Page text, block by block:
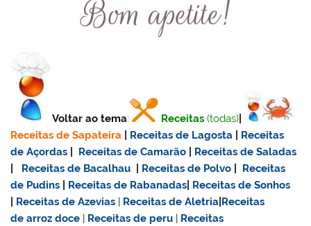
Voltar ao tema: Receitas (todas)
Receitas de Sapateira
Receitas de Lagosta
Receitas
de Açordas
Receitas de Camarão
Receitas de Saladas
Receitas de Bacalhau Receitas de Polvo
Receitas
de Pudins
Receitas de Rabanadas Receitas de Sonhos
Receitas de Azevias | Receitas de Aletria Receitas
dearroz doce | Receitas de peru | Receitas